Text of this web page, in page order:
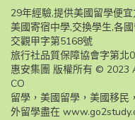
29年經驗,提供美國留學便
美國寄宿中學,交換學生,各
交觀甲字第5168號
旅行社品質保障協會字第北
惠安集團 版權所有 © 2023
CO
留學，美國留學，美國移民
外留學盡在